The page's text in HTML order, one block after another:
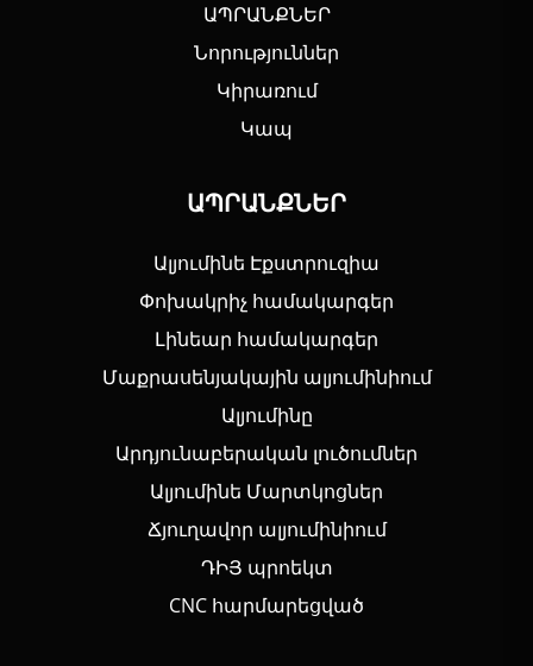
ԱՊՐԱՆՔՆԵՐ
Նորություններ
Կիրառում
Կապ
ԱՊՐԱՆՔՆԵՐ
Ալյումինե Էքստրուզիա
Փոխակրիչ համակարգեր
Լինեար համակարգեր
Մաքրասենյակային ալյումինիում
Ալյումինը
Արդյունաբերական լուծումներ
Ալյումինե Մարտկոցներ
Ճյուղավոր ալյումինիում
ԴԻՅ պրոեկտ
CNC հարմարեցված